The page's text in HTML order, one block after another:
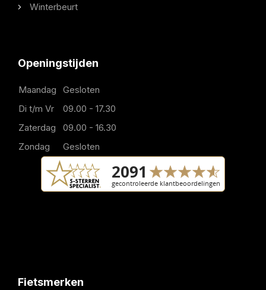
Winterbeurt
Openingstijden
Maandag
Gesloten
Di t/m Vr
09.00 - 17.30
Zaterdag
09.00 - 16.30
Zondag
Gesloten
Fietsmerken